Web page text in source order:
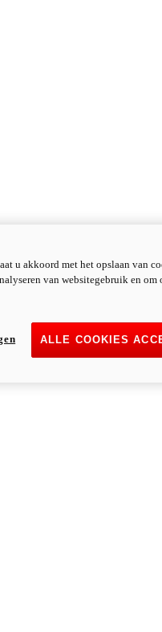
u akkoord met het opslaan van
van websitegebruik en om
ALLE COOKIES